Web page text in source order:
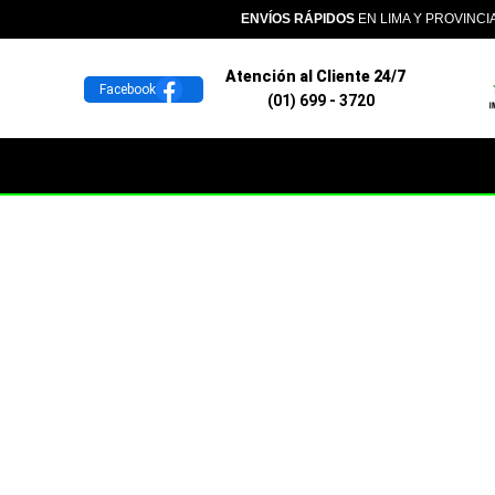
ENVÍOS RÁPIDOS EN LIMA Y
Facebook
Atención al Cliente 24/7
(01) 699 - 3720